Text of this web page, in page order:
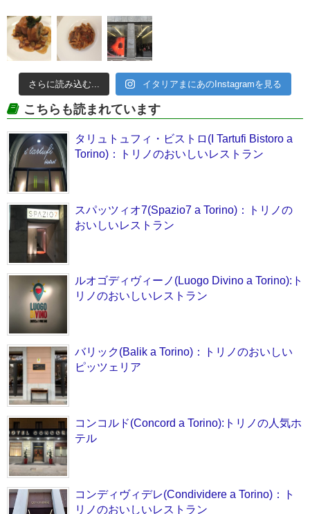
さらに読み込む... イタリアまにあのInstagramを見る
こちらも読まれています
タリュトュフィ・ビストロ(I Tartufi Bistoro a
Torino)：トリノのおいしいレストラン
スパッツィオ7(Spazio7 a Torino)：トリノの
おいしいレストラン
ルオゴディヴィーノ(Luogo Divino a Torino):ト
リノのおいしいレストラン
バリック(Balik a Torino)：トリノのおいしい
ピッツェリア
コンコルド(Concord a Torino):トリノの人気ホ
テル
コンディヴィデレ(Condividere a Torino)：ト
リノのおいしいレストラン